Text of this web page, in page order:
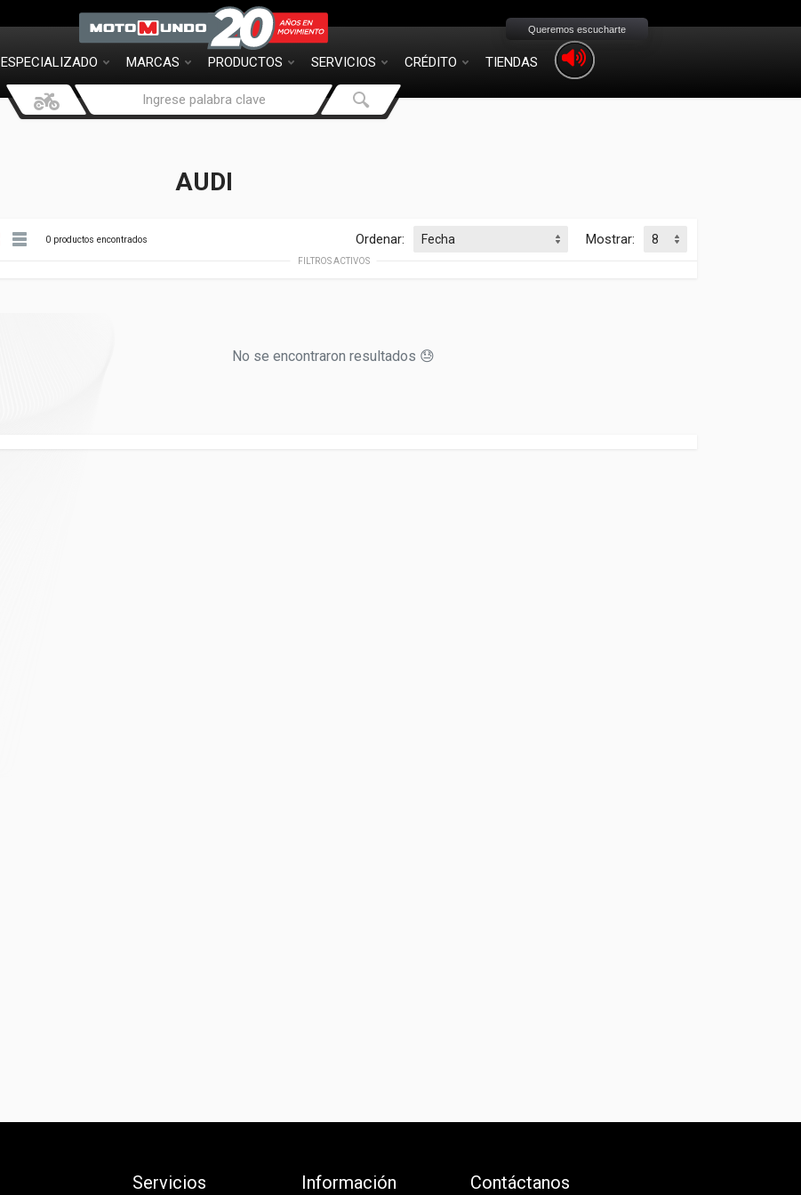
ESPECIALIZADO MARCAS PRODUCTOS SERVICIOS CRÉDITO TIENDAS
Queremos escucharte
AUDI
0 productos encontrados Ordenar: Mostrar:
FILTROS ACTIVOS
No se encontraron resultados 😓
Servicios Información Contáctanos